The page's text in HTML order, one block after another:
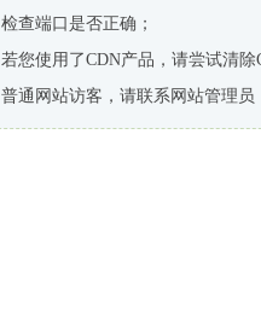
检查端口是否正确；
若您使用了CDN产品，请尝试清除
普通网站访客，请联系网站管理员